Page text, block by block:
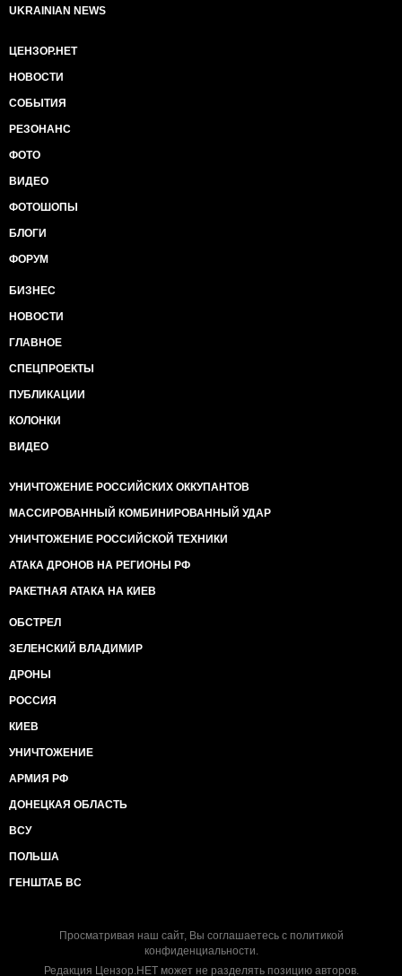
UKRAINIAN NEWS
ЦЕНЗОР.НЕТ
НОВОСТИ
СОБЫТИЯ
РЕЗОНАНС
ФОТО
ВИДЕО
ФОТОШОПЫ
БЛОГИ
ФОРУМ
БИЗНЕС
НОВОСТИ
ГЛАВНОЕ
СПЕЦПРОЕКТЫ
ПУБЛИКАЦИИ
КОЛОНКИ
ВИДЕО
УНИЧТОЖЕНИЕ РОССИЙСКИХ ОККУПАНТОВ
МАССИРОВАННЫЙ КОМБИНИРОВАННЫЙ УДАР
УНИЧТОЖЕНИЕ РОССИЙСКОЙ ТЕХНИКИ
АТАКА ДРОНОВ НА РЕГИОНЫ РФ
РАКЕТНАЯ АТАКА НА КИЕВ
ОБСТРЕЛ
ЗЕЛЕНСКИЙ ВЛАДИМИР
ДРОНЫ
РОССИЯ
КИЕВ
УНИЧТОЖЕНИЕ
АРМИЯ РФ
ДОНЕЦКАЯ ОБЛАСТЬ
ВСУ
ПОЛЬША
ГЕНШТАБ ВС
Просматривая наш сайт, Вы соглашаетесь с политикой
конфиденциальности.
Редакция Цензор.НЕТ может не разделять позицию авторов.